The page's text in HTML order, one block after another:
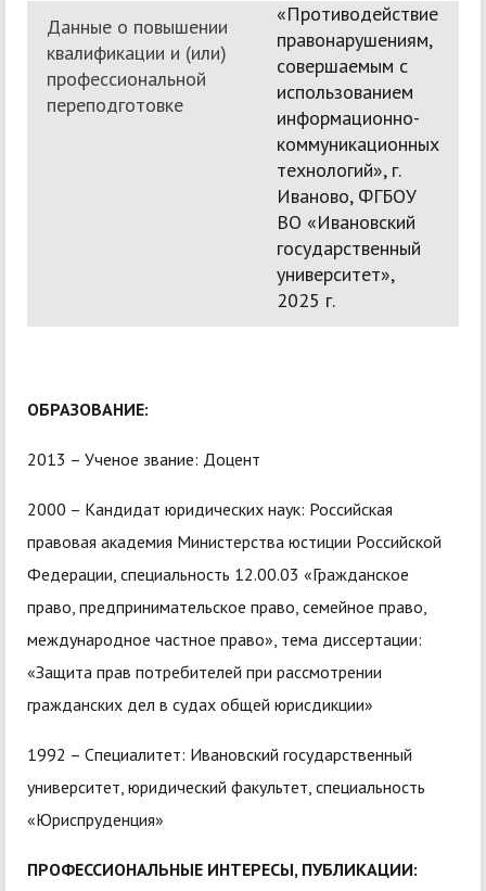
Данные о повышении
квалификации и (или)
профессиональной
переподготовке
«Противодействие
правонарушениям,
совершаемым с
использованием
информационно-
коммуникационных
технологий», г.
Иваново, ФГБОУ
ВО «Ивановский
государственный
университет»,
2025 г.
ОБРАЗОВАНИЕ:
2013 – Ученое звание: Доцент
2000 – Кандидат юридических наук: Российская
правовая академия Министерства юстиции Российской
Федерации, специальность 12.00.03 «Гражданское
право, предпринимательское право, семейное право,
международное частное право», тема диссертации:
«Защита прав потребителей при рассмотрении
гражданских дел в судах общей юрисдикции»
1992 – Специалитет: Ивановский государственный
университет, юридический факультет, специальность
«Юриспруденция»
ПРОФЕССИОНАЛЬНЫЕ ИНТЕРЕСЫ, ПУБЛИКАЦИИ: